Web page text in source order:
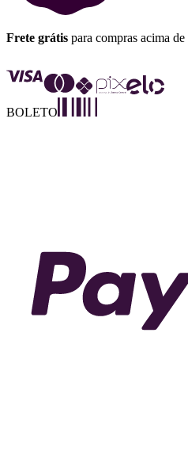
Frete grátis para compras acima de
BOLETO